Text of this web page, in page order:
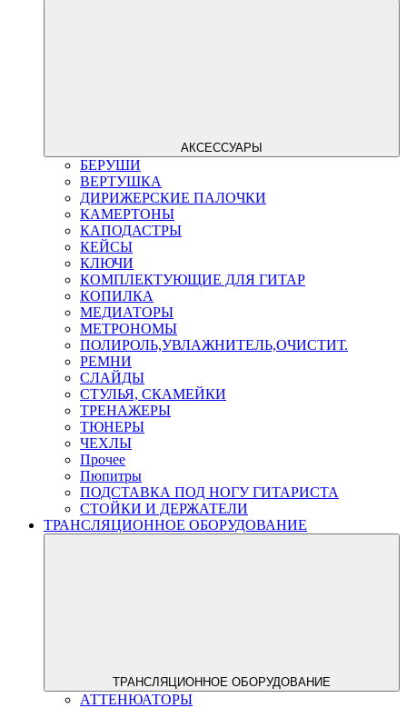
АКСЕССУАРЫ
БЕРУШИ
ВЕРТУШКА
ДИРИЖЕРСКИЕ ПАЛОЧКИ
КАМЕРТОНЫ
КАПОДАСТРЫ
КЕЙСЫ
КЛЮЧИ
КОМПЛЕКТУЮЩИЕ ДЛЯ ГИТАР
КОПИЛКА
МЕДИАТОРЫ
МЕТРОНОМЫ
ПОЛИРОЛЬ,УВЛАЖНИТЕЛЬ,ОЧИСТИТ.
РЕМНИ
СЛАЙДЫ
СТУЛЬЯ, СКАМЕЙКИ
ТРЕНАЖЕРЫ
ТЮНЕРЫ
ЧЕХЛЫ
Прочее
Пюпитры
ПОДСТАВКА ПОД НОГУ ГИТАРИСТА
СТОЙКИ И ДЕРЖАТЕЛИ
ТРАНСЛЯЦИОННОЕ ОБОРУДОВАНИЕ
ТРАНСЛЯЦИОННОЕ ОБОРУДОВАНИЕ
АТТЕНЮАТОРЫ